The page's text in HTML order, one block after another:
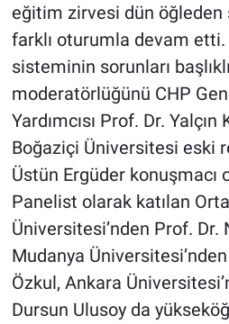
eğitim zirvesi dün öğleden
farklı oturumla devam
sisteminin sorunları
moderatörlüğünü CHP
Yardımcısı Prof. Dr.
Boğaziçi Üniversitesi eski
Üstün Ergüder konuşmacı
Panelist olarak katılan
Üniversitesi’nden Prof. Dr.
Mudanya
Özkul, Ankara
Dursun Ulusoy da